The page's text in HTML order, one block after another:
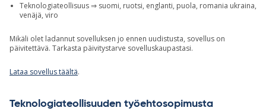
Teknologiateollisuus ⇒ suomi, ruotsi, englanti, puola, romania ukraina,
venäjä, viro
Mikäli olet ladannut sovelluksen jo ennen uudistusta, sovellus on
päivitettävä. Tarkasta päivitystarve sovelluskaupastasi.
Lataa sovellus täältä.
Teknologiateollisuuden työehtosopimusta